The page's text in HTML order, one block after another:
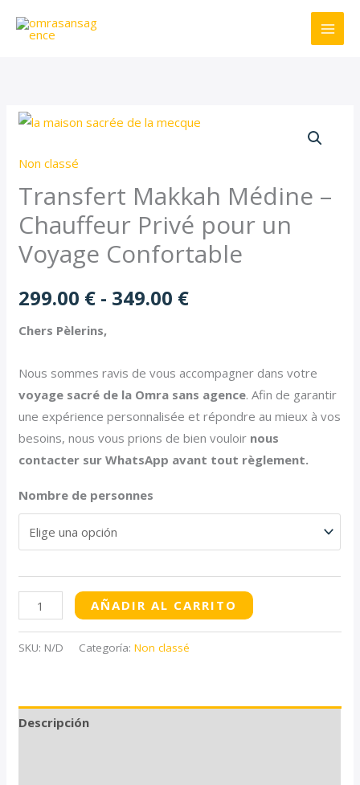
Non classé
Transfert Makkah Médine –
Chauffeur Privé pour un
Voyage Confortable
299.00 € - 349.00 €
Rango
precios:
desde
299.00 €
Chers Pèlerins,
Nous sommes ravis de vous accompagner dans votre
voyage sacré de la Omra sans agence. Afin de garantir
une expérience personnalisée et répondre au mieux à vos
besoins, nous vous prions de bien vouloir nous
contacter sur WhatsApp avant tout règlement.
Nombre de personnes
Transfert
Médine
-
Chauffeur
Privé
pour
Voyage
cantidad
AÑADIR AL CARRITO
SKU: N/D Categoría:Non classé
Descripción